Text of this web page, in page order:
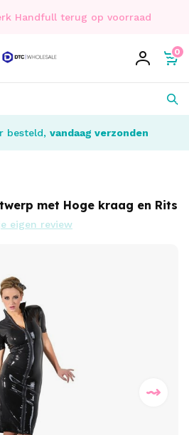
Handfull terug op voorraad
0
besteld, vandaag verzonden
met Hoge kraag en Rits
eigen review